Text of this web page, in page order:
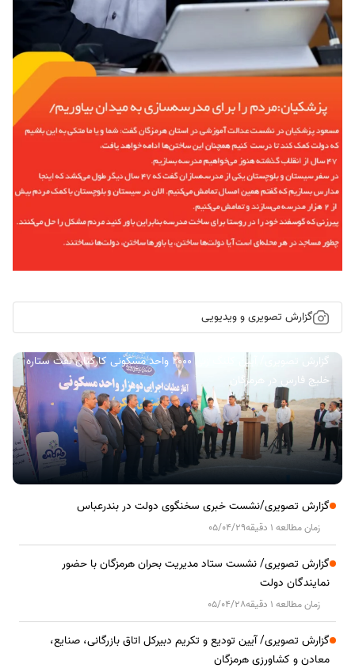
گزارش تصویری و ویدیویی
گزارش تصویری/ آیین کلنگ زنی ۲۰۰۰ واحد مسکونی کارکنان نفت ستاره
خلیج فارس در هرمزگان
گزارش تصویری/نشست خبری سخنگوی دولت در بندرعباس
زمان مطالعه 1 دقیقه 05/04/29
گزارش تصویری/ نشست ستاد مدیریت بحران هرمزگان با حضور
نمایندگان دولت
زمان مطالعه 1 دقیقه 05/04/28
گزارش تصویری/ آیین تودیع و تکریم دبیرکل اتاق بازرگانی، صنایع،
معادن و کشاورزی هرمزگان